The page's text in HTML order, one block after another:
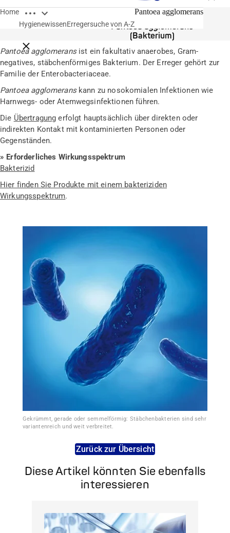
Home Breadcrumbs öffnen
Breadcrumbs schließen
HygienewissenErregersuche von A-Z
Pantoea agglomerans
Erreger
Pantoea agglomerans
(Bakterium)
Pantoea agglomeransist ein fakultativ anaerobes, Gram-
negatives, stäbchenförmiges Bakterium. Der Erreger gehört zur
Familie der Enterobacteriaceae.
Pantoea agglomeranskann zu nosokomialen Infektionen wie
Harnwegs- oder Atemwegsinfektionen führen.
Die Übertragung erfolgt hauptsächlich über direkten oder
indirekten Kontakt mit kontaminierten Personen oder
Gegenständen.
» Erforderliches Wirkungsspektrum
Bakterizid
Hier finden Sie Produkte mit einem bakteriziden
Wirkungsspektrum.
Gekrümmt, gerade oder semmelförmig: Stäbchenbakterien sind sehr
variantenreich und weit verbreitet.
Zurück zur Übersicht
Diese Artikel könnten Sie ebenfalls
interessieren